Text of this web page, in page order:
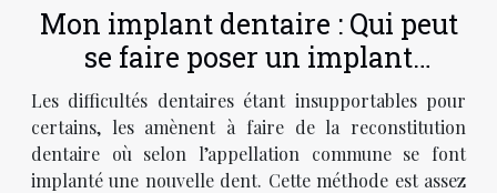
Mon implant dentaire : Qui peut
se faire poser un implant
dentaire ?
Les difficultés dentaires étant insupportables pour
certains, les amènent à faire de la reconstitution
dentaire où selon l’appellation commune se font
implanté une nouvelle dent. Cette méthode est assez